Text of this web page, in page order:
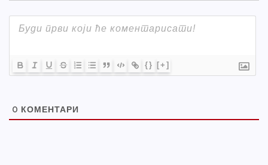
{} [+]
0 КОМЕНТАРИ